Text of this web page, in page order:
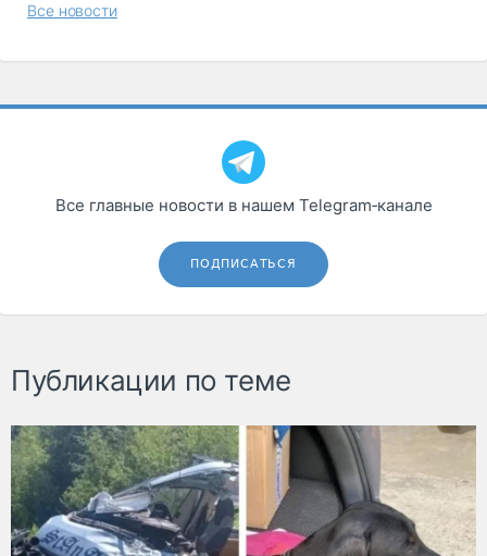
Все новости
Все главные новости в нашем Telegram‑канале
ПОДПИСАТЬСЯ
Публикации по теме